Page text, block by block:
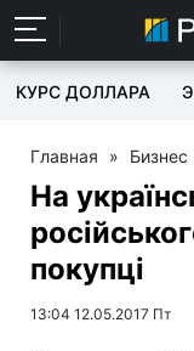
КУРС ДОЛЛАРА
Главная » Бизнес
На
покупці
13:04 12.05.2017 Пт